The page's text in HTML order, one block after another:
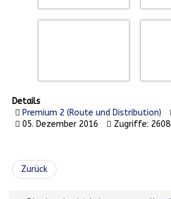
Details
Premium 2 (Route und Distribution)
05. Dezember 2016
Zugriffe: 2608
Zurück